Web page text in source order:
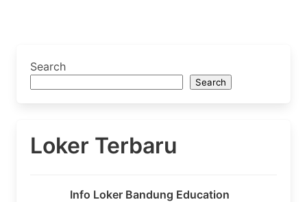
Search
Search
Loker Terbaru
Info Loker Bandung Education